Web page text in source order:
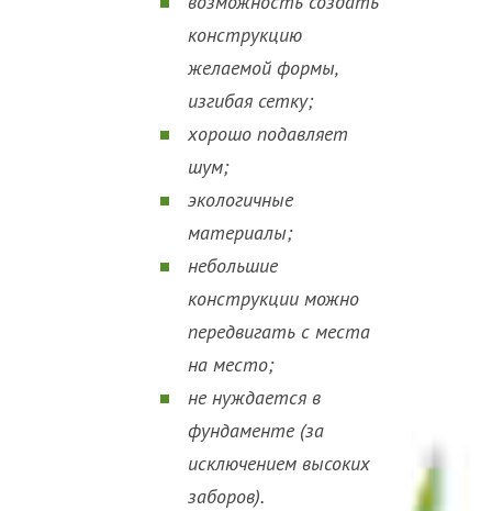
конструкцию
желаемой формы,
изгибая сетку;
хорошо подавляет
шум;
экологичные
материалы;
небольшие
конструкции можно
передвигать с места
на место;
не нуждается в
фундаменте (за
исключением высоких
заборов).